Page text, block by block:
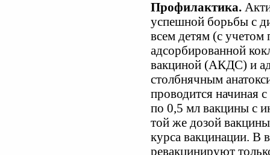
Профилактика.
успешной борьбы с
всем детям (с учетом
адсорбированной
вакциной (АКДС) и
столбнячным
проводится начиная
по 0,5 мл вакцины с
той же дозой
курса вакцинации. В
ревакцинируют